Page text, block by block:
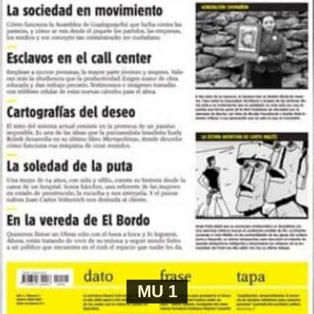
tierraes el film que relata esa aventura que empezó en
una comunidad, siguió por decenas de escuelas y tiene
contagios en defensa del ambiente y la vida desde
España hasta el Amazonas.
Por María del Carmen Varela
El modelo Redondo: El Indio Solari y
la autogestión
¿Qué explica que una banda que rechazó las reglas de la
industria se haya convertido uno de los fenómenos
culturales más masivos de la Argentina? Desde la
producción de sus discos hasta la organización de sus
MU 1